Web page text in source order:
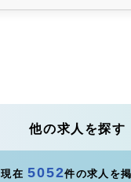
他の求人を探す
現在5052件の求人を